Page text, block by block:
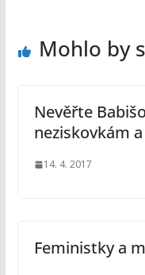
Mohlo by
Nevěřte
neziskovkám
14. 4. 2017
Feministky a